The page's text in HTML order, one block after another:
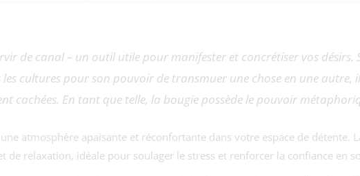
de canal – un outil utile pour manifester et concrétiser vos
cultures pour son pouvoir de transmuer une chose en une autre,
cachées. En tant que telle, la bougie possède le pouvoir
atmosphère apaisante et réconfortante dans votre espace de détente.
de relaxation, idéale pour soulager le stress et renforcer la confiance en